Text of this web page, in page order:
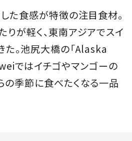
した食感が特徴の注目食材。
りが軽く、東南アジアでスイ
た。池尻大橋の「Alaska
ではイチゴやマンゴーの
の季節に食べたくなる一品